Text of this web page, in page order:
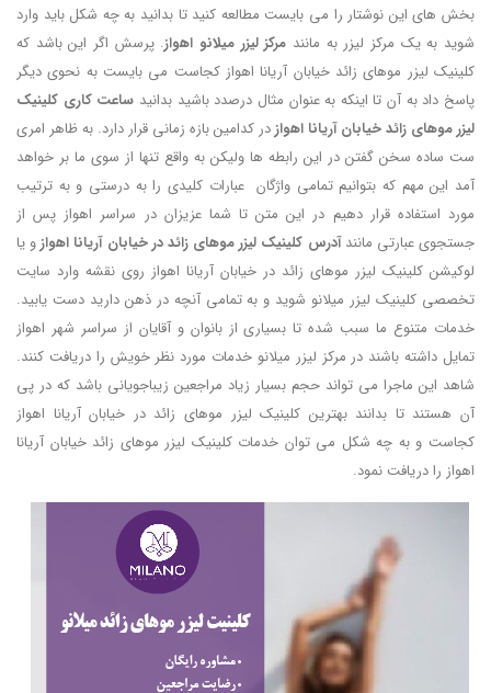
بخش های این نوشتار را می بایست مطالعه کنید تا بدانید به چه شکل باید وارد
شوید به یک مرکز لیزر به مانند مرکز لیزر میلانو اهواز. پرسش اگر این باشد که
کلینیک لیزر موهای زائد خیابان آریانا اهواز کجاست می بایست به نحوی دیگر
پاسخ داد به آن تا اینکه به عنوان مثال درصدد باشید بدانید ساعت کاری کلینیک
لیزر موهای زائد خیابان آریانا اهوازدر کدامین بازه زمانی قرار دارد. به ظاهر امری
ست ساده سخن گفتن در این رابطه ها ولیکن به واقع تنها از سوی ما بر خواهد
آمد این مهم که بتوانیم تمامی واژگان عبارات کلیدی را به درستی و به ترتیب
مورد استفاده قرار دهیم در این متن تا شما عزیزان در سراسر اهواز پس از
جستجوی عبارتی مانندآدرس کلینیک لیزر موهای زائد در خیابان آریانا اهوازو یا
لوکیشن کلینیک لیزر موهای زائد در خیابان آریانا اهواز روی نقشه وارد سایت
تخصصی کلینیک لیزر میلانو شوید و به تمامی آنچه در ذهن دارید دست یابید.
خدمات متنوع ما سبب شده تا بسیاری از بانوان و آقایان از سراسر شهر اهواز
تمایل داشته باشند در مرکز لیزر میلانو خدمات مورد نظر خویش را دریافت کنند.
شاهد این ماجرا می تواند حجم بسیار زیاد مراجعین زیباجویانی باشد که در پی
آن هستند تا بدانند بهترین کلینیک لیزر موهای زائد در خیابان آریانا اهواز
کجاست و به چه شکل می توان خدمات کلینیک لیزر موهای زائد خیابان آریانا
اهواز را دریافت نمود.